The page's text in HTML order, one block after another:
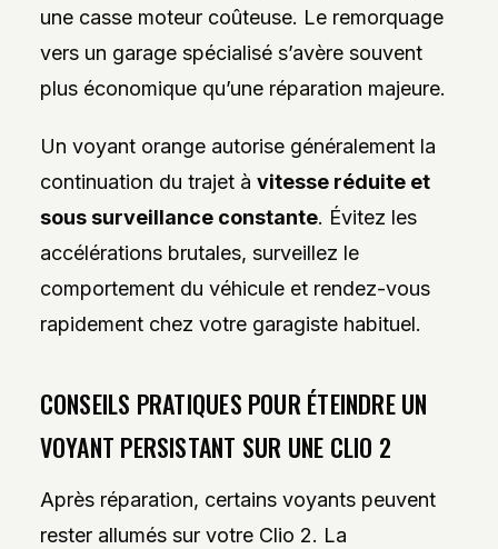
une casse moteur coûteuse. Le remorquage
vers un garage spécialisé s’avère souvent
plus économique qu’une réparation majeure.
Un voyant orange autorise généralement la
continuation du trajet à vitesse réduite et
sous surveillance constante. Évitez les
accélérations brutales, surveillez le
comportement du véhicule et rendez-vous
rapidement chez votre garagiste habituel.
CONSEILS PRATIQUES POUR ÉTEINDRE UN
VOYANT PERSISTANT SUR UNE CLIO 2
Après réparation, certains voyants peuvent
rester allumés sur votre Clio 2. La